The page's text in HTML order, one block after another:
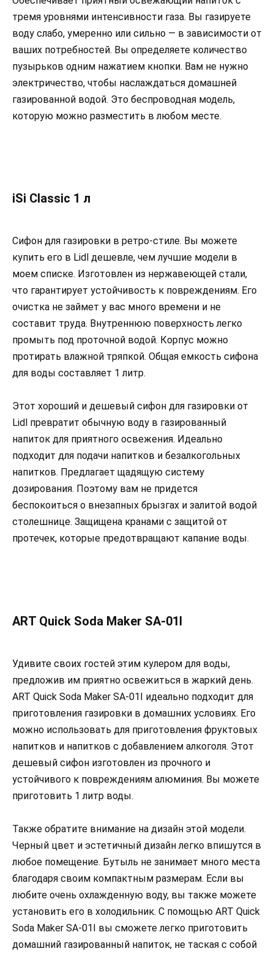
тремя уровнями интенсивности газа. Вы газируете
воду слабо, умеренно или сильно — в зависимости от
ваших потребностей. Вы определяете количество
пузырьков одним нажатием кнопки. Вам не нужно
электричество, чтобы наслаждаться домашней
газированной водой. Это беспроводная модель,
которую можно разместить в любом месте.
iSi Classic 1 л
Сифон для газировки в ретро-стиле. Вы можете
купить его в Lidl дешевле, чем лучшие модели в
моем списке. Изготовлен из нержавеющей стали,
что гарантирует устойчивость к повреждениям. Его
очистка не займет у вас много времени и не
составит труда. Внутреннюю поверхность легко
промыть под проточной водой. Корпус можно
протирать влажной тряпкой. Общая емкость сифона
для воды составляет 1 литр.
Этот хороший и дешевый сифон для газировки от
Lidl превратит обычную воду в газированный
напиток для приятного освежения. Идеально
подходит для подачи напитков и безалкогольных
напитков. Предлагает щадящую систему
дозирования. Поэтому вам не придется
беспокоиться о внезапных брызгах и залитой водой
столешнице. Защищена кранами с защитой от
протечек, которые предотвращают капание воды.
ART Quick Soda Maker SA-01I
Удивите своих гостей этим кулером для воды,
предложив им приятно освежиться в жаркий день.
ART Quick Soda Maker SA-01I идеально подходит для
приготовления газировки в домашних условиях. Его
можно использовать для приготовления фруктовых
напитков и напитков с добавлением алкоголя. Этот
дешевый сифон изготовлен из прочного и
устойчивого к повреждениям алюминия. Вы можете
приготовить 1 литр воды.
Также обратите внимание на дизайн этой модели.
Черный цвет и эстетичный дизайн легко впишутся в
любое помещение. Бутыль не занимает много места
благодаря своим компактным размерам. Если вы
любите очень охлажденную воду, вы также можете
установить его в холодильник. С помощью ART Quick
Soda Maker SA-01I вы сможете легко приготовить
домашний газированный напиток, не таская с собой